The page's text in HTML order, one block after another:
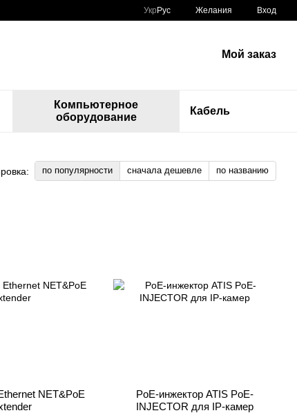
Укр Рус Желания Вход
Мой заказ
Компьютерное
оборудование
Кабель
по популярности сначала дешевле по названию
NET&PoE
PoE-инжектор ATIS PoE-
INJECTOR для IP-камер